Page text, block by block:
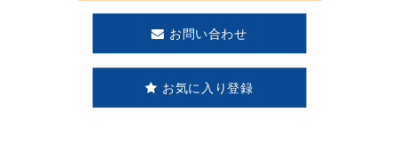
お問い合わせ
お気に入り登録